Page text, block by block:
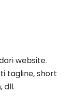
website.
tagline, ​short
dll.